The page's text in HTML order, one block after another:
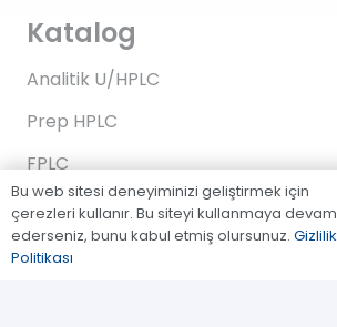
Katalog
Analitik U/HPLC
Prep HPLC
FPLC
Gaz Kromatografi
Standartlar/Reaktifler
Bu web sitesi deneyiminizi geliştirmek için
çerezleri kullanır. Bu siteyi kullanmaya devam
ederseniz, bunu kabul etmiş olursunuz. Gizlilik
Politikası